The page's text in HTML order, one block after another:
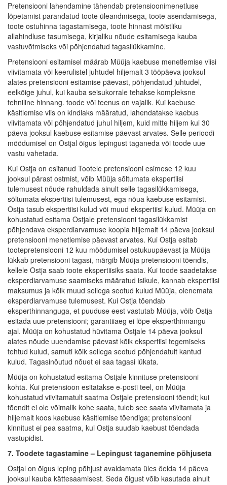
Pretensiooni lahendamine tähendab pretensioonimenetluse
lõpetamist parandatud toote üleandmisega, toote asendamisega,
toote ostuhinna tagastamisega, toote hinnast mõistliku
allahindluse tasumisega, kirjaliku nõude esitamisega kauba
vastuvõtmiseks või põhjendatud tagasilükkamine.
Pretensiooni esitamisel määrab Müüja kaebuse menetlemise viisi
viivitamata või keerulistel juhtudel hiljemalt 3 tööpäeva jooksul
alates pretensiooni esitamise päevast, põhjendatud juhtudel,
eelkõige juhul, kui kauba seisukorrale tehakse kompleksne
tehniline hinnang. toode või teenus on vajalik. Kui kaebuse
käsitlemise viis on kindlaks määratud, lahendatakse kaebus
viivitamata või põhjendatud juhul hiljem, kuid mitte hiljem kui 30
päeva jooksul kaebuse esitamise päevast arvates. Selle perioodi
möödumisel on Ostjal õigus lepingust taganeda või toode uue
vastu vahetada.
Kui Ostja on esitanud Tootele pretensiooni esimese 12 kuu
jooksul pärast ostmist, võib Müüja sõltumata ekspertiisi
tulemusest nõude rahuldada ainult selle tagasilükkamisega,
sõltumata ekspertiisi tulemusest, ega nõua kaebuse esitamist.
Ostja tasub ekspertiisi kulud või muud ekspertiisi kulud. Müüja on
kohustatud esitama Ostjale pretensiooni tagasilükkamist
põhjendava eksperdiarvamuse koopia hiljemalt 14 päeva jooksul
pretensiooni menetlemise päevast arvates. Kui Ostja esitab
tootepretensiooni 12 kuu möödumisel ostukuupäevast ja Müüja
lükkab pretensiooni tagasi, märgib Müüja pretensiooni tõendis,
kellele Ostja saab toote ekspertiisiks saata. Kui toode saadetakse
eksperdiarvamuse saamiseks määratud isikule, kannab ekspertiisi
maksumus ja kõik muud sellega seotud kulud Müüja, olenemata
eksperdiarvamuse tulemusest. Kui Ostja tõendab
eksperthinnanguga, et puuduse eest vastutab Müüja, võib Ostja
esitada uue pretensiooni; garantiiaeg ei lõpe eksperthinnangu
ajal. Müüja on kohustatud hüvitama Ostjale 14 päeva jooksul
alates nõude uuendamise päevast kõik ekspertiisi tegemiseks
tehtud kulud, samuti kõik sellega seotud põhjendatult kantud
kulud. Tagasinõutud nõuet ei saa tagasi lükata.
Müüja on kohustatud esitama Ostjale kinnituse pretensiooni
kohta. Kui pretensioon esitatakse e-posti teel, on Müüja
kohustatud viivitamatult saatma Ostjale pretensiooni tõendi; kui
tõendit ei ole võimalik kohe saata, tuleb see saata viivitamata ja
hiljemalt koos kaebuse käsitlemise tõendiga; pretensiooni
kinnitust ei pea saatma, kui Ostja suudab kaebust tõendada
vastupidist.
7. Toodete tagastamine – Lepingust taganemine põhjuseta
Ostjal on õigus leping põhjust avaldamata üles öelda 14 päeva
jooksul kauba kättesaamisest. Seda õigust võib kasutada ainult